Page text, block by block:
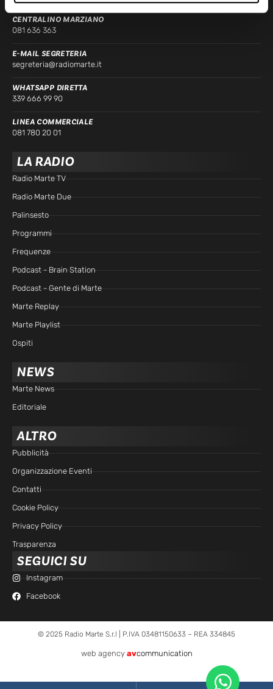
CENTRALINO MARZIANO
081 636 363
E-MAIL SEGRETERIA
segreteria@radiomarte.it
WHATSAPP DIRETTA
339 666 99 90
LINEA COMMERCIALE
081 780 20 01
LA RADIO
Radio Marte TV
Radio Marte Due
Palinsesto
Programmi
Frequenze
Podcast - Brain Station
Podcast - Gente di Marte
Marte Replay
Marte Playlist
Ospiti
NEWS
Marte News
Editoriale
ALTRO
Pubblicità
Organizzazione Eventi
Contatti
Cookie Policy
Privacy Policy
Trasparenza
SEGUICI SU
Instagram
Facebook
© 2025 Radio Marte S.r.l | P.IVA 03481150633 – REA 334845
web agency avcommunication